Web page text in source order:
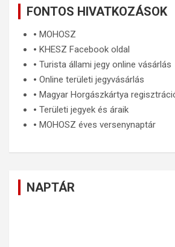
FONTOS HIVATKOZÁSOK
🞄 MOHOSZ
🞄 KHESZ Facebook oldal
🞄 Turista állami jegy online vásárlás
🞄 Online területi jegyvásárlás
🞄 Magyar Horgászkártya
🞄 Területi jegyek és áraik
🞄 MOHOSZ éves versenynaptár
NAPTÁR